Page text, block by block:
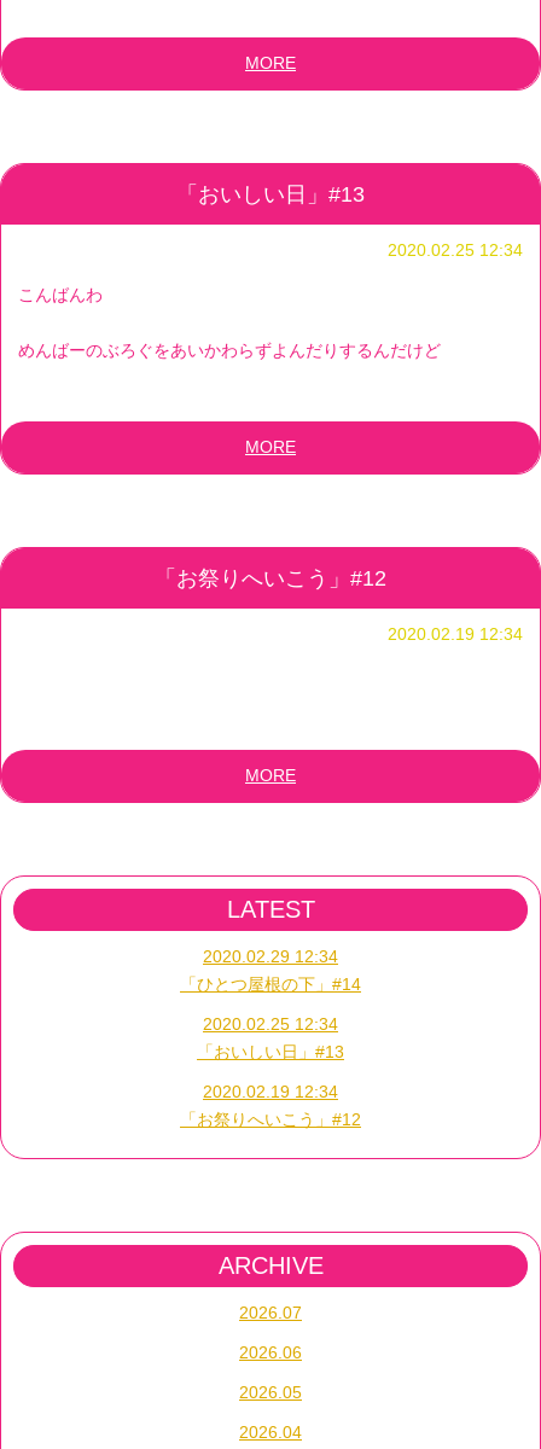
MORE
「おいしい日」#13
2020.02.25 12:34
こんばんわ
めんばーのぶろぐをあいかわらずよんだりするんだけど
MORE
「お祭りへいこう」#12
2020.02.19 12:34
MORE
LATEST
2020.02.29 12:34
「ひとつ屋根の下」#14
2020.02.25 12:34
「おいしい日」#13
2020.02.19 12:34
「お祭りへいこう」#12
ARCHIVE
2026.07
2026.06
2026.05
2026.04